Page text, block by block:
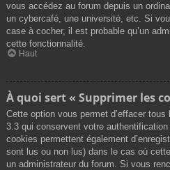
vous accédez au forum depuis un
un cybercafé, une université, etc. Si
case à cocher, il est probable qu’un
cette fonctionnalité.
Haut
À quoi sert « Supprimer les
Cette option vous permet d’effacer
3.3 qui conservent votre
cookies permettent également
sont lus ou non lus) dans le cas où
un administrateur du forum. Si vous